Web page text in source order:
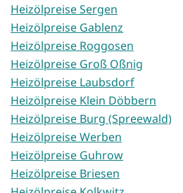
Heizölpreise Sergen
Heizölpreise Gablenz
Heizölpreise Roggosen
Heizölpreise Groß Oßnig
Heizölpreise Laubsdorf
Heizölpreise Klein Döbbern
Heizölpreise Burg (Spreewald)
Heizölpreise Werben
Heizölpreise Guhrow
Heizölpreise Briesen